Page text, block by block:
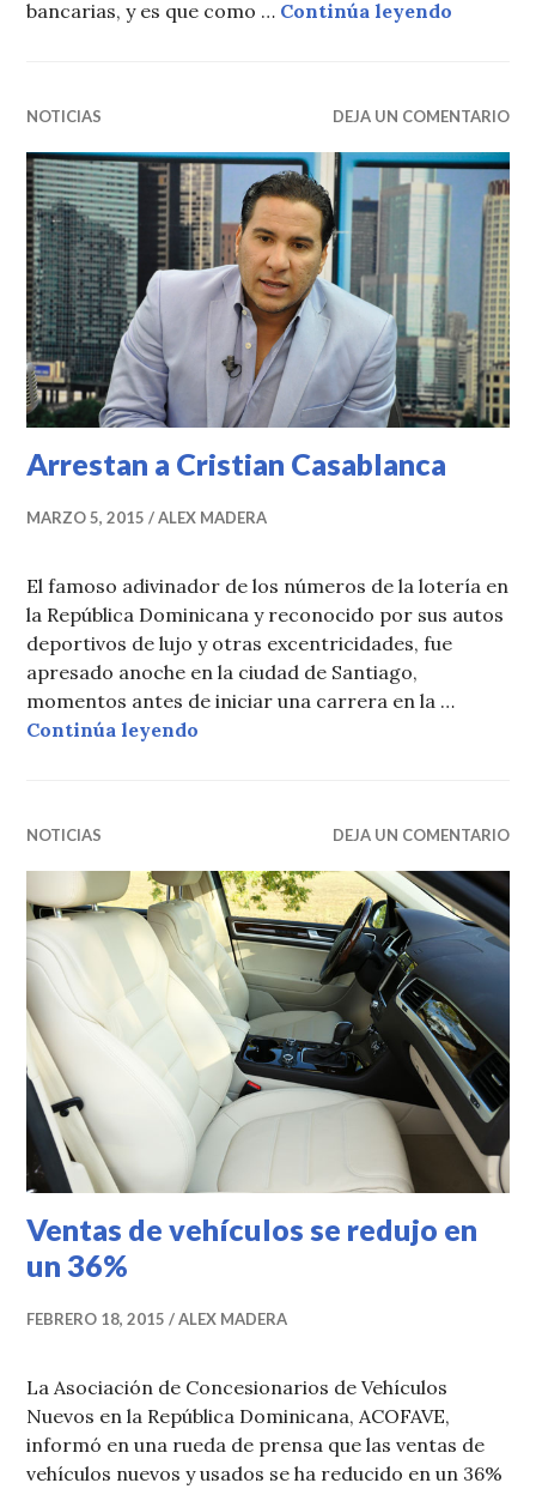
bancarias, y es que como … Continúa leyendo
NOTICIAS DEJA UN COMENTARIO
Arrestan a Cristian Casablanca
MARZO 5, 2015 ALEX MADERA
El famoso adivinador de los números de la lotería en
la República Dominicana y reconocido por sus autos
deportivos de lujo y otras excentricidades, fue
apresado anoche en la ciudad de Santiago,
momentos antes de iniciar una carrera en la …
Continúa leyendo
NOTICIAS DEJA UN COMENTARIO
Ventas de vehículos se redujo en
un 36%
FEBRERO 18, 2015 ALEX MADERA
La Asociación de Concesionarios de Vehículos
Nuevos en la República Dominicana, ACOFAVE,
informó en una rueda de prensa que las ventas de
vehículos nuevos y usados se ha reducido en un 36%